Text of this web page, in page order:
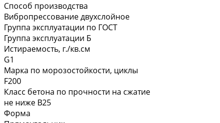
Способ производства
Вибропрессование двухслойное
Группа эксплуатации по ГОСТ
Группа эксплуатации Б
Истираемость, г./кв.см
G1
Марка по морозостойкости, циклы
F200
Класс бетона по прочности на сжатие
не ниже В25
Форма